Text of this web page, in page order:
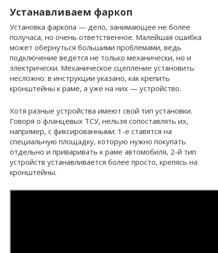
Устанавливаем фаркоп
Установка фаркопа — дело, занимающее не более
получаса, но очень ответственное. Малейшая ошибка
может обернуться большими проблемами, ведь
подключение ведется не только механически, но и
электрически. Механическое сцепление установить
несложно: в инструкции указано, как крепить
кронштейны к раме, а уже на них — устройство.
Хотя разные устройства имеют свой тип установки.
Говоря о фланцевых ТСУ, нельзя сопоставлять их,
например, с фиксированными: 1-е ставятся на
специальную площадку, которую нужно покупать
отдельно и приваривать к раме автомобиля, 2-й тип
устройств устанавливается более просто, крепясь на
кронштейны.